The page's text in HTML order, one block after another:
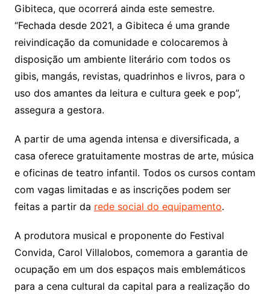
Gibiteca, que ocorrerá ainda este semestre.
“Fechada desde 2021, a Gibiteca é uma grande
reivindicação da comunidade e colocaremos à
disposição um ambiente literário com todos os
gibis, mangás, revistas, quadrinhos e livros, para o
uso dos amantes da leitura e cultura geek e pop”,
assegura a gestora.
A partir de uma agenda intensa e diversificada, a
casa oferece gratuitamente mostras de arte, música
e oficinas de teatro infantil. Todos os cursos contam
com vagas limitadas e as inscrições podem ser
feitas a partir da rede social do equipamento.
A produtora musical e proponente do Festival
Convida, Carol Villalobos, comemora a garantia de
ocupação em um dos espaços mais emblemáticos
para a cena cultural da capital para a realização do